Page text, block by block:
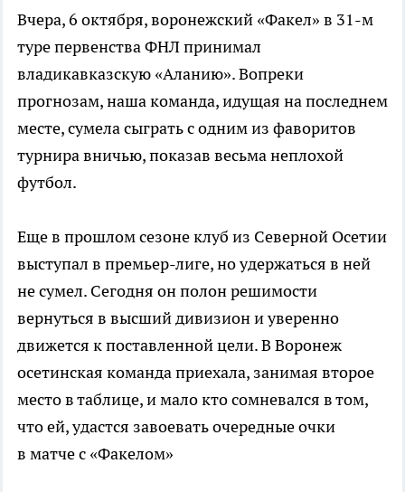
Вчера, 6 октября, воронежский «Факел» в 31-м
туре первенства ФНЛ принимал
владикавказскую «Аланию». Вопреки
прогнозам, наша команда, идущая на последнем
месте, сумела сыграть с одним из фаворитов
турнира вничью, показав весьма неплохой
футбол.
Еще в прошлом сезоне клуб из Северной Осетии
выступал в премьер-лиге, но удержаться в ней
не сумел. Сегодня он полон решимости
вернуться в высший дивизион и уверенно
движется к поставленной цели. В Воронеж
осетинская команда приехала, занимая второе
место в таблице, и мало кто сомневался в том,
что ей, удастся завоевать очередные очки
в матче с «Факелом»